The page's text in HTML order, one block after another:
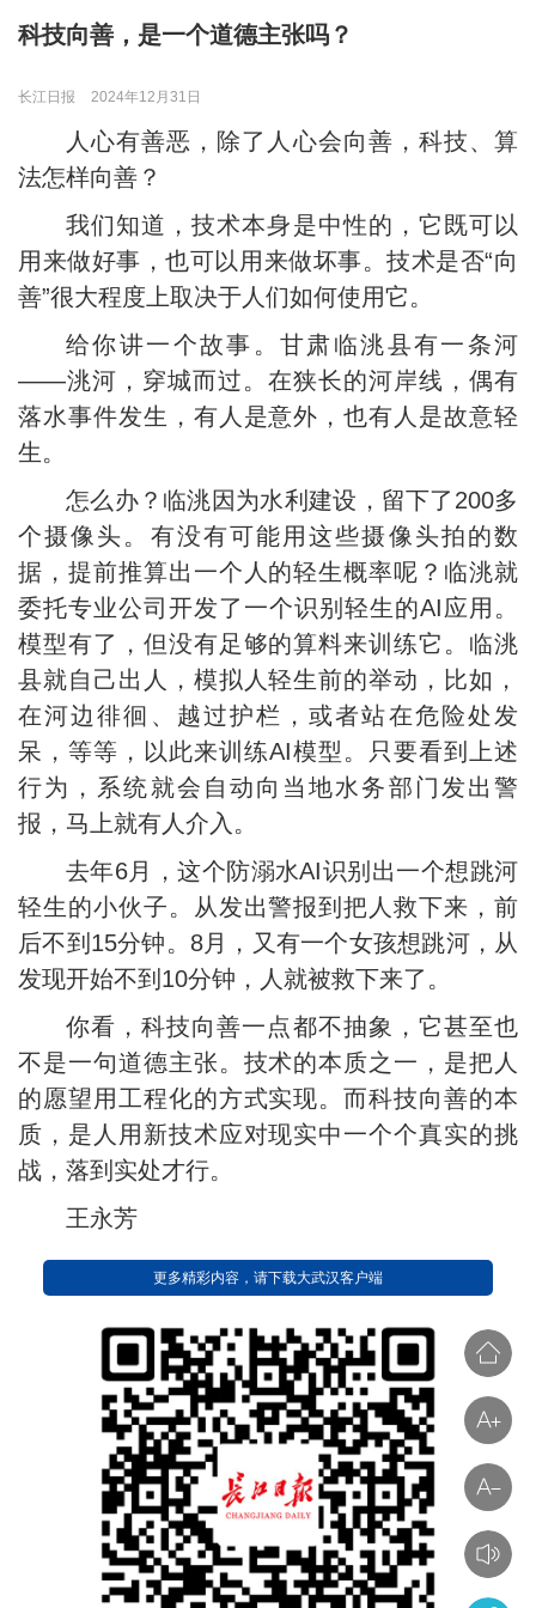
科技向善，是一个道德主张吗？
长江日报 2024年12月31日
人心有善恶，除了人心会向善，科技、算
法怎样向善？
我们知道，技术本身是中性的，它既可以
用来做好事，也可以用来做坏事。技术是否“向
善”很大程度上取决于人们如何使用它。
给你讲一个故事。甘肃临洮县有一条河
——洮河，穿城而过。在狭长的河岸线，偶有
落水事件发生，有人是意外，也有人是故意轻
生。
怎么办？临洮因为水利建设，留下了200多
个摄像头。有没有可能用这些摄像头拍的数
据，提前推算出一个人的轻生概率呢？临洮就
委托专业公司开发了一个识别轻生的AI应用。
模型有了，但没有足够的算料来训练它。临洮
县就自己出人，模拟人轻生前的举动，比如，
在河边徘徊、越过护栏，或者站在危险处发
呆，等等，以此来训练AI模型。只要看到上述
行为，系统就会自动向当地水务部门发出警
报，马上就有人介入。
去年6月，这个防溺水AI识别出一个想跳河
轻生的小伙子。从发出警报到把人救下来，前
后不到15分钟。8月，又有一个女孩想跳河，从
发现开始不到10分钟，人就被救下来了。
你看，科技向善一点都不抽象，它甚至也
不是一句道德主张。技术的本质之一，是把人
的愿望用工程化的方式实现。而科技向善的本
质，是人用新技术应对现实中一个个真实的挑
战，落到实处才行。
王永芳
更多精彩内容，请下载大武汉客户端